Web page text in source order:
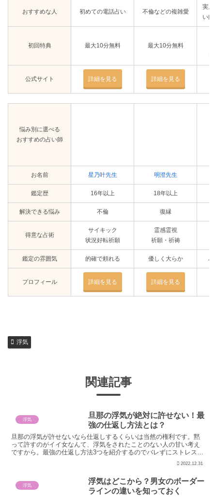
おすすめな人 初めての電話占い 不倫などの複雑愛
実店
い師
初回特典 最大10分無料 最大10分無料
※
公式サイト 詳細を見る 詳細を見る
悩み別に選べる
おすすめの占い師
お名前 星乃叶先生 明澄先生
鑑定歴 16年以上 18年以上
解決できる悩み 不倫 復縁
得意な占術
サイキック
状況好転祈願
霊感霊視
祈願・祈祷
鑑定の雰囲気 的確で頼れる 優しく大らか ハ
プロフィール 詳細を見る 詳細を見る
浮気
関連記事
浮気
旦那の浮気が絶対に許せない！最
強の仕返し方法とは？
旦那の浮気が許せないなら仕返しするくらいは当然の権利です。黙
って許すのがイイ女なんて、浮気をされたことのない人の甘い考え
ですから。最強の仕返し方法3つを紹介するのでバレずにストレス発
2022.12.31
浮気
浮気はどこから？男女のボーダー
ラインの違いを知っておく